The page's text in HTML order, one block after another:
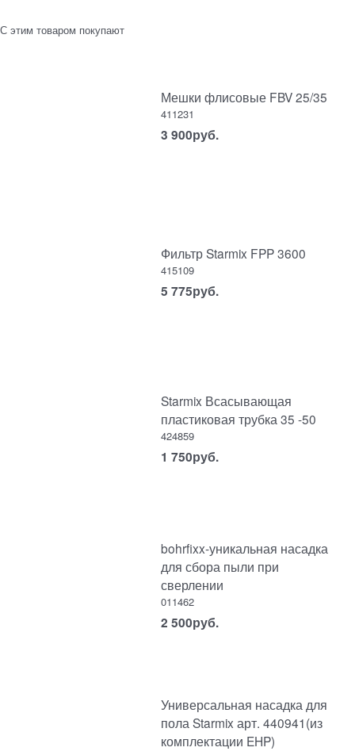
С этим товаром покупают
Мешки флисовые FBV 25/35
411231
3 900руб.
Фильтр Starmix FPP 3600
415109
5 775руб.
Starmix Всасывающая
пластиковая трубка 35 -50
424859
1 750руб.
bohrfixx-уникальная насадка
для сбора пыли при
сверлении
011462
2 500руб.
Универсальная насадка для
пола Starmix арт. 440941(из
комплектации EHP)